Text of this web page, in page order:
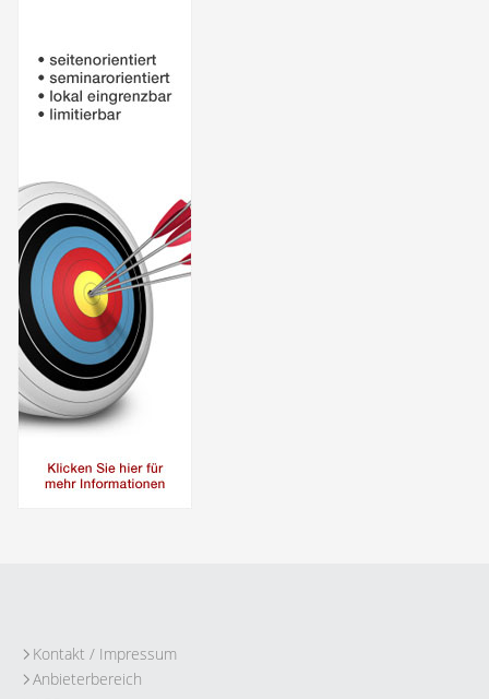
Kontakt / Impressum
Anbieterbereich